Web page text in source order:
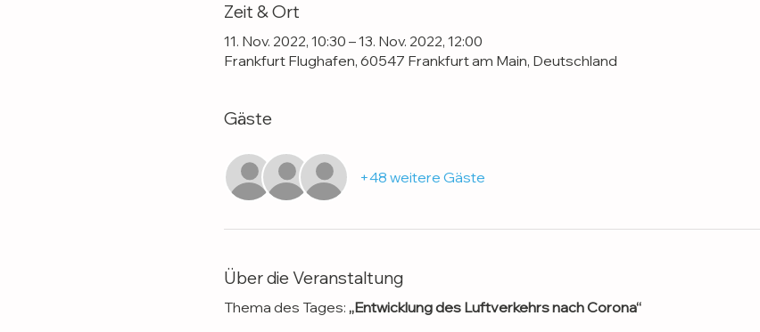
Zeit & Ort
11. Nov. 2022, 10:30 – 13. Nov. 2022, 12:00
Frankfurt Flughafen, 60547 Frankfurt am Main, Deutschland
Gäste
+48 weitere Gäste
Über die Veranstaltung
Thema des Tages: „Entwicklung des Luftverkehrs nach Corona“